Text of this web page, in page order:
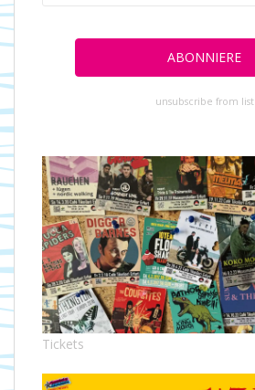
unsubscribe from list
Tickets